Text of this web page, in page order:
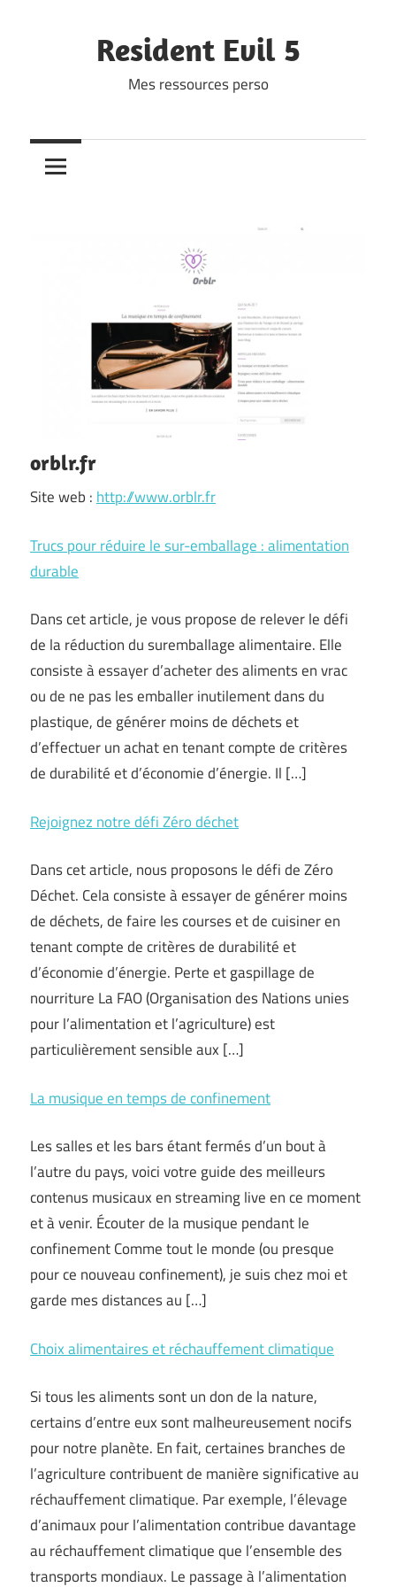
Resident Evil 5
Mes ressources perso
orblr.fr
Site web : http://www.orblr.fr
Trucs pour réduire le sur-emballage : alimentation
durable
Dans cet article, je vous propose de relever le défi
de la réduction du suremballage alimentaire. Elle
consiste à essayer d’acheter des aliments en vrac
ou de ne pas les emballer inutilement dans du
plastique, de générer moins de déchets et
d’effectuer un achat en tenant compte de critères
de durabilité et d’économie d’énergie. Il […]
Rejoignez notre défi Zéro déchet
Dans cet article, nous proposons le défi de Zéro
Déchet. Cela consiste à essayer de générer moins
de déchets, de faire les courses et de cuisiner en
tenant compte de critères de durabilité et
d’économie d’énergie. Perte et gaspillage de
nourriture La FAO (Organisation des Nations unies
pour l’alimentation et l’agriculture) est
particulièrement sensible aux […]
La musique en temps de confinement
Les salles et les bars étant fermés d’un bout à
l’autre du pays, voici votre guide des meilleurs
contenus musicaux en streaming live en ce moment
et à venir. Écouter de la musique pendant le
confinement Comme tout le monde (ou presque
pour ce nouveau confinement), je suis chez moi et
garde mes distances au […]
Choix alimentaires et réchauffement climatique
Si tous les aliments sont un don de la nature,
certains d’entre eux sont malheureusement nocifs
pour notre planète. En fait, certaines branches de
l’agriculture contribuent de manière significative au
réchauffement climatique. Par exemple, l’élevage
d’animaux pour l’alimentation contribue davantage
au réchauffement climatique que l’ensemble des
transports mondiaux. Le passage à l’alimentation